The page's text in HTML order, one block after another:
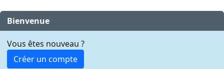
Bienvenue
Vous êtes nouveau ?
Créer un compte